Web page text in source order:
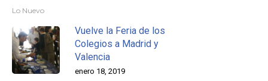
Lo Nuevo
Vuelve la Feria de los
Colegios a Madrid y
Valencia
enero 18, 2019